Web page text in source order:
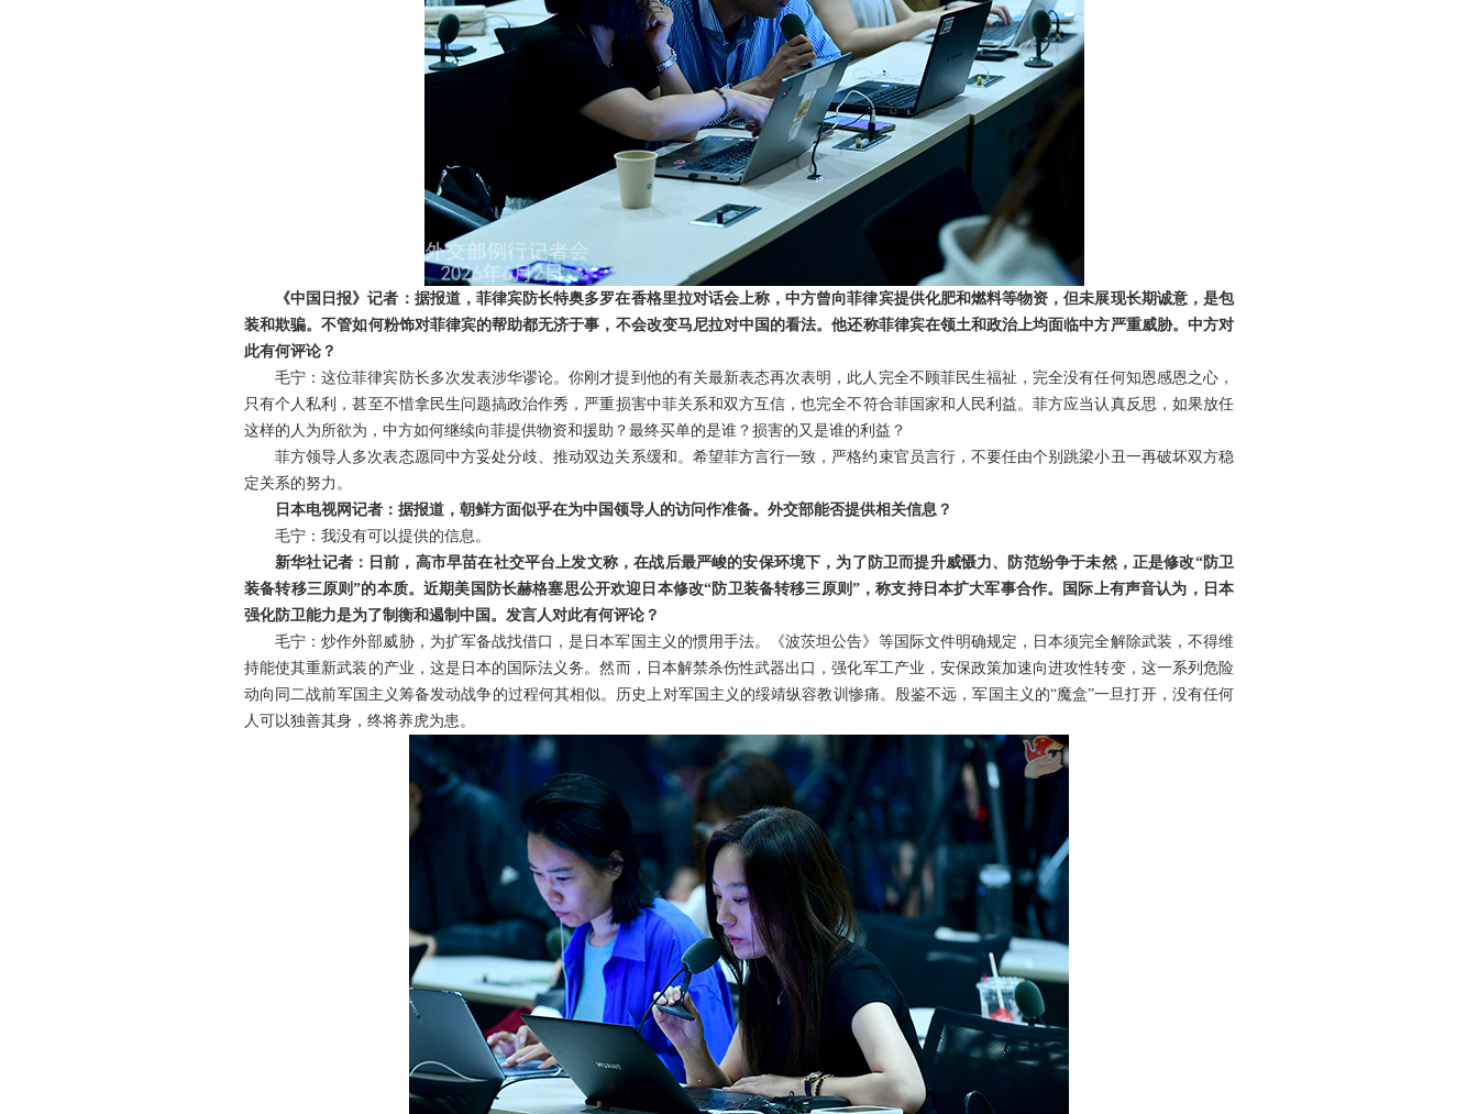
《中国日报》记者：据报道，菲律宾防长特奥多罗在香格里拉对话会上称，中方曾向菲律宾提供化肥和燃料等物资，但未展现长期诚意，是包
装和欺骗。不管如何粉饰对菲律宾的帮助都无济于事，不会改变马尼拉对中国的看法。他还称菲律宾在领土和政治上均面临中方严重威胁。中方对
此有何评论？
毛宁：这位菲律宾防长多次发表涉华谬论。你刚才提到他的有关最新表态再次表明，此人完全不顾菲民生福祉，完全没有任何知恩感恩之心，
只有个人私利，甚至不惜拿民生问题搞政治作秀，严重损害中菲关系和双方互信，也完全不符合菲国家和人民利益。菲方应当认真反思，如果放任
这样的人为所欲为，中方如何继续向菲提供物资和援助？最终买单的是谁？损害的又是谁的利益？
菲方领导人多次表态愿同中方妥处分歧、推动双边关系缓和。希望菲方言行一致，严格约束官员言行，不要任由个别跳梁小丑一再破坏双方稳
定关系的努力。
日本电视网记者：据报道，朝鲜方面似乎在为中国领导人的访问作准备。外交部能否提供相关信息？
毛宁：我没有可以提供的信息。
新华社记者：日前，高市早苗在社交平台上发文称，在战后最严峻的安保环境下，为了防卫而提升威慑力、防范纷争于未然，正是修改“防卫
装备转移三原则”的本质。近期美国防长赫格塞思公开欢迎日本修改“防卫装备转移三原则”，称支持日本扩大军事合作。国际上有声音认为，日本
强化防卫能力是为了制衡和遏制中国。发言人对此有何评论？
毛宁：炒作外部威胁，为扩军备战找借口，是日本军国主义的惯用手法。《波茨坦公告》等国际文件明确规定，日本须完全解除武装，不得维
持能使其重新武装的产业，这是日本的国际法义务。然而，日本解禁杀伤性武器出口，强化军工产业，安保政策加速向进攻性转变，这一系列危险
动向同二战前军国主义筹备发动战争的过程何其相似。历史上对军国主义的绥靖纵容教训惨痛。殷鉴不远，军国主义的“魔盒”一旦打开，没有任何
人可以独善其身，终将养虎为患。